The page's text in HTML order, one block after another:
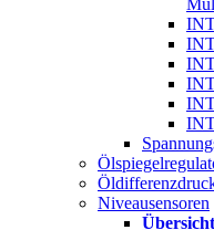
Niveausensoren
Übersicht